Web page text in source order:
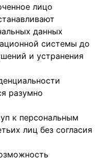
лицо
данных
системы до
и устранения
разумно
к персональным
лиц без согласия